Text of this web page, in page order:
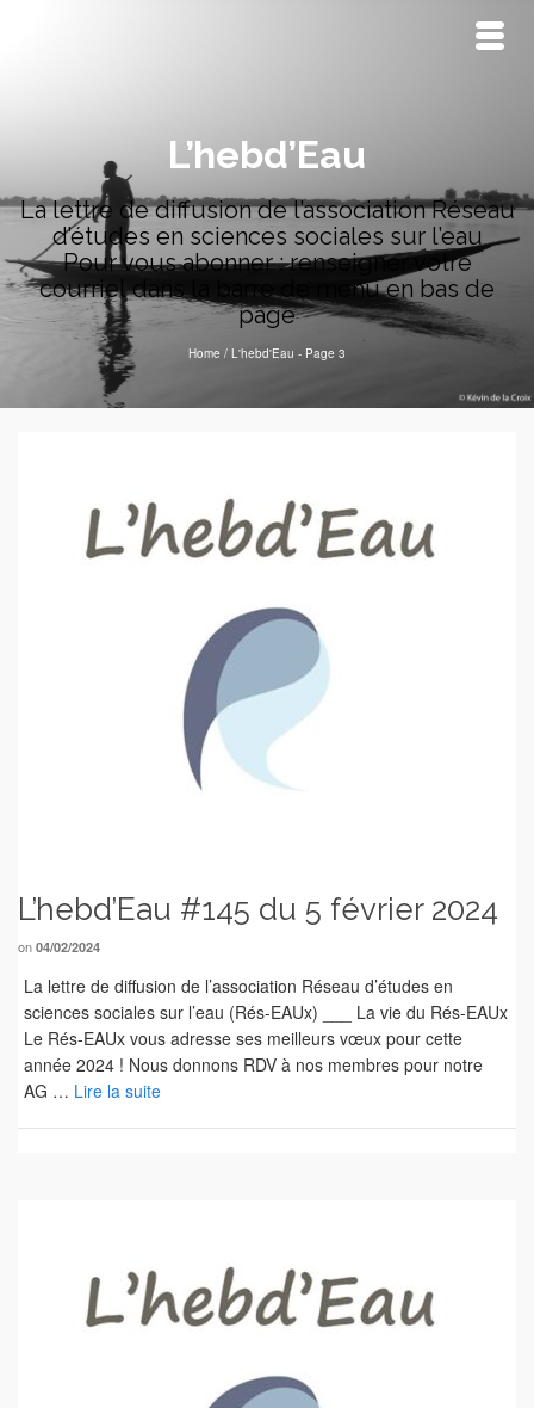
L’hebd’Eau
La lettre de diffusion de l’association Réseau
d’études en sciences sociales sur l’eau
Pour vous abonner : renseigner votre
courriel dans la barre de menu en bas de
page
Home / L'hebd'Eau - Page 3
L’hebd’Eau #145 du 5 février 2024
on 04/02/2024
La lettre de diffusion de l’association Réseau d’études en
sciences sociales sur l’eau (Rés-EAUx) ___ La vie du Rés-EAUx
Le Rés-EAUx vous adresse ses meilleurs vœux pour cette
année 2024 ! Nous donnons RDV à nos membres pour notre
AG … Lire la suite